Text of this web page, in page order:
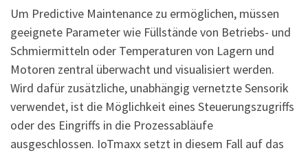
Um Predictive Maintenance zu ermöglichen, müssen
geeignete Parameter wie Füllstände von Betriebs- und
Schmiermitteln oder Temperaturen von Lagern und
Motoren zentral überwacht und visualisiert werden.
Wird dafür zusätzliche, unabhängig vernetzte Sensorik
verwendet, ist die Möglichkeit eines Steuerungszugriffs
oder des Eingriffs in die Prozessabläufe
ausgeschlossen. IoTmaxx setzt in diesem Fall auf das